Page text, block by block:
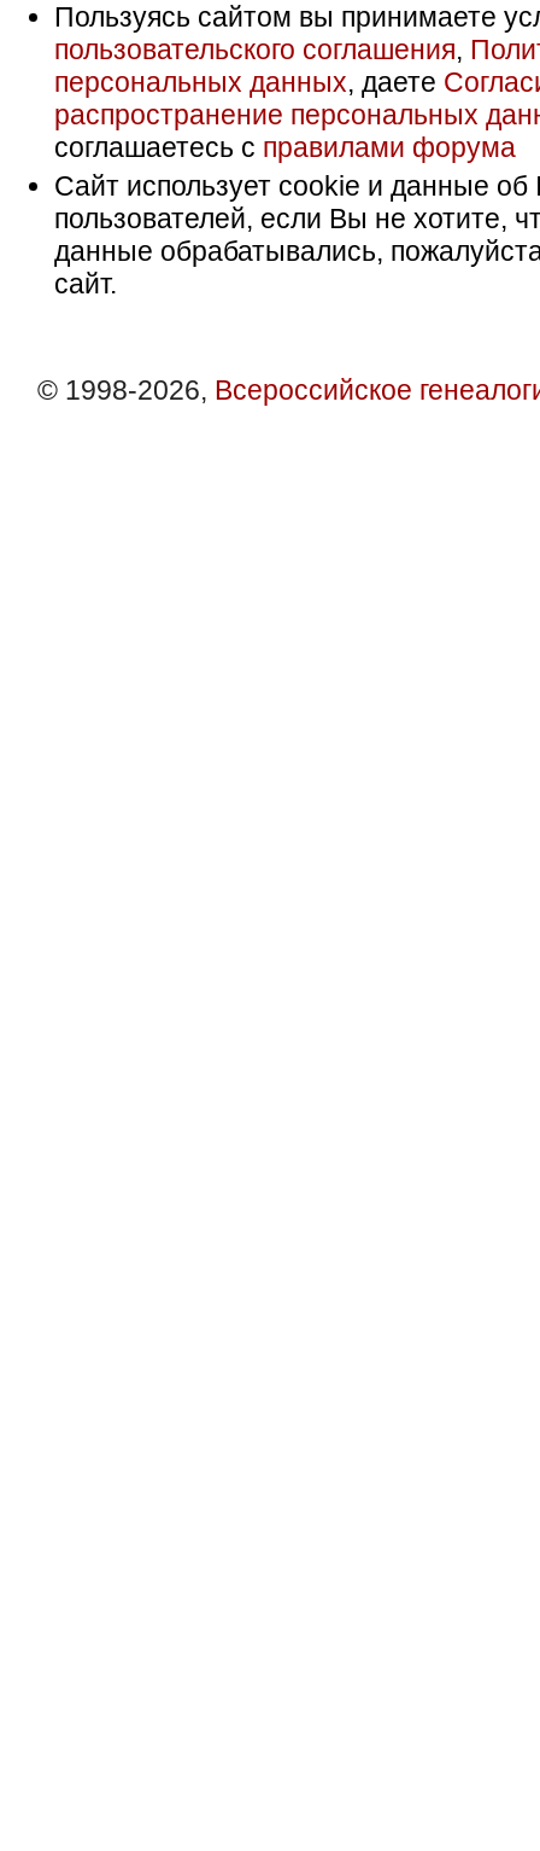
Пользуясь сайтом вы принимаете
пользовательского соглашения,
персональных данных, даете
распространение персональных
соглашаетесь с правилами форума
Сайт использует cookie и данные об
пользователей, если Вы не хотите,
данные обрабатывались,
сайт.
© 1998-2026, Всероссийское